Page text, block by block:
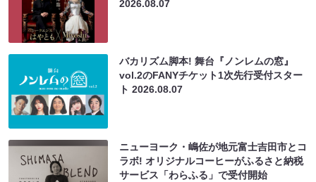
2026.08.07
バカリズム脚本! 舞台『ノンレムの窓』
vol.2のFANYチケット1次先行受付スター
ト2026.08.07
ニューヨーク・嶋佐が地元富士吉田市とコ
ラボ! オリジナルコーヒーがふるさと納税
サービス「わらふる」で受付開始